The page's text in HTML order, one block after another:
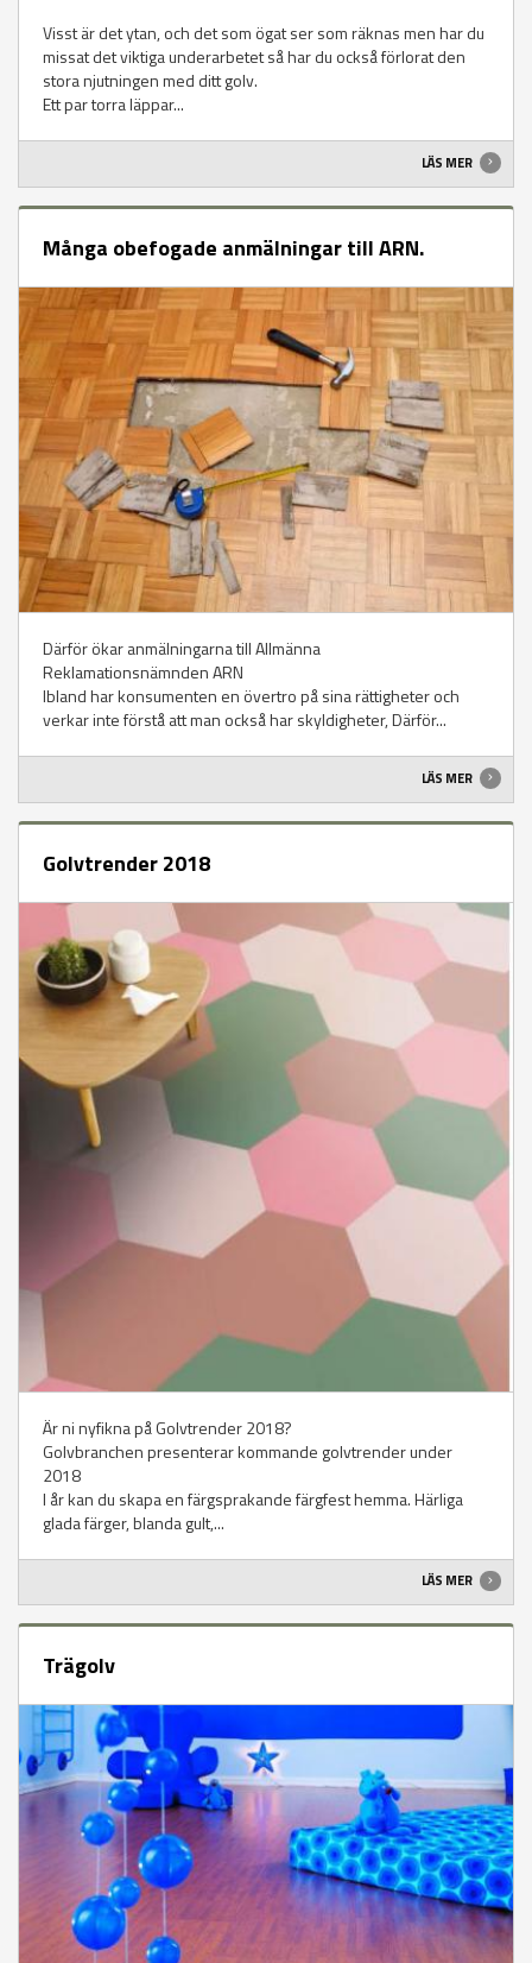
Visst är det ytan, och det som ögat ser som räknas men har du
missat det viktiga underarbetet så har du också förlorat den
stora njutningen med ditt golv.
Ett par torra läppar...
LÄS MER
Många obefogade anmälningar till ARN.
Därför ökar anmälningarna till Allmänna
Reklamationsnämnden ARN
Ibland har konsumenten en övertro på sina rättigheter och
verkar inte förstå att man också har skyldigheter, Därför...
LÄS MER
Golvtrender 2018
Är ni nyfikna på Golvtrender 2018?
Golvbranchen presenterar kommande golvtrender under
2018
I år kan du skapa en färgsprakande färgfest hemma. Härliga
glada färger, blanda gult,...
LÄS MER
Trägolv